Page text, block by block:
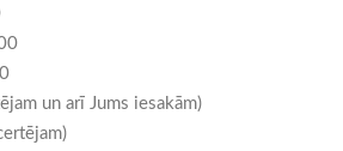
un arī Jums iesakām)